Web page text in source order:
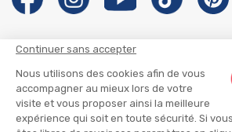
Continuer sans accepter
Nous utilisons des cookies afin de vous
accompagner au mieux lors de votre
visite et vous proposer ainsi la meilleure
expérience qui soit en toute sécurité. Si
Petite Taupe
Auteurs et illustrateurs Auzou
Suivre mon colis
Infos consommateur
CGU
CGV